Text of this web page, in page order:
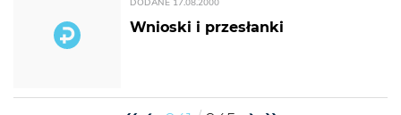
Wnioski i przesłanki